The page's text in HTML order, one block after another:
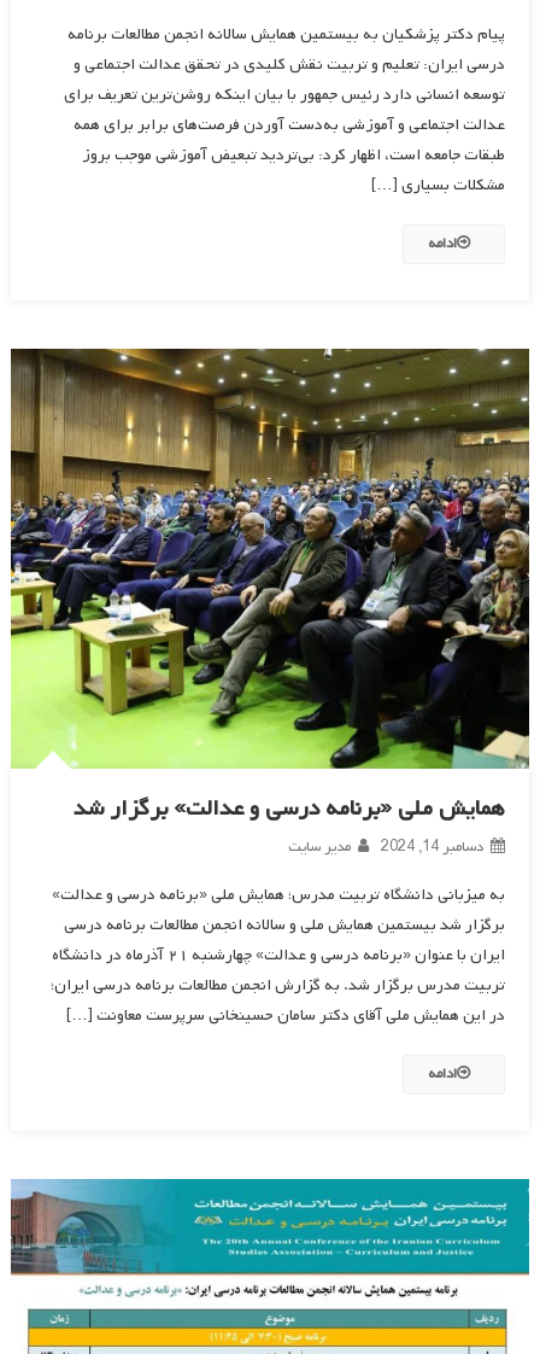
پیام دکتر پزشکیان به بیستمین همایش سالانه انجمن مطالعات برنامه‌
درسی ایران: تعلیم و تربیت نقش کلیدی در تحقق عدالت اجتماعی و
توسعه انسانی دارد رئیس جمهور با بیان اینکه روشن‌ترین تعریف برای
عدالت اجتماعی و آموزشی به‌دست آوردن فرصت‌های برابر برای همه
طبقات جامعه است، اظهار کرد: بی‌تردید تبعیض آموزشی موجب بروز
مشکلات بسیاری […]
ادامه
همایش ملی «برنامه درسی و عدالت» برگزار شد
دسامبر 14, 2024 مدیر سایت
به میزبانی دانشگاه تربیت مدرس؛ همایش ملی «برنامه درسی و عدالت»
برگزار شد بیستمین همایش ملی و سالانه انجمن مطالعات برنامه درسی
ایران با عنوان «برنامه درسی و عدالت» چهارشنبه ۲۱ آذرماه در دانشگاه
تربیت مدرس برگزار شد. به گزارش انجمن مطالعات برنامه درسی ایران؛
در این همایش ملی آقای دکتر سامان حسینخانی سرپرست معاونت […]
ادامه